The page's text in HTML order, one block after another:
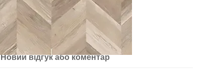
Новий відгук або коментар